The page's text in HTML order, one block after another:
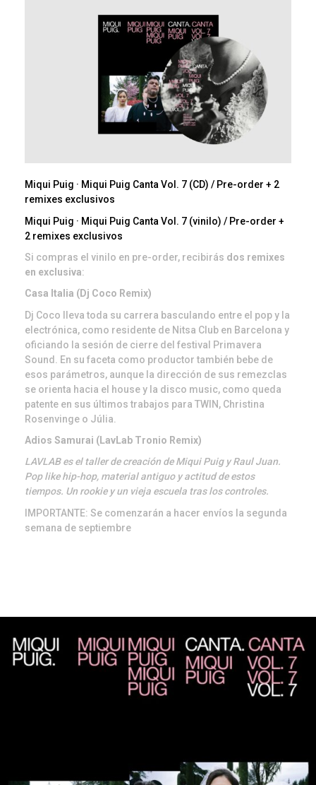
Miqui Puig · Miqui Puig Canta Vol. 7 (CD) / Pre-order + 2
remixes exclusivos
Miqui Puig · Miqui Puig Canta Vol. 7 (vinilo) / Pre-order +
2 remixes exclusivos
Si compras el vinilo en pre-order, recibirás dos remixes
en exclusiva:
Casa Italia (Dj Coco Remix)
Dj Coco lleva toda su carrera basculando entre el pop y la
electrónica, como residente de Nitsa Club en Barcelona y
oficiando la sesión de cierre del festival Primavera
Sound. En su faceta como productor también bebe de
esos parámetros, aunque la dirección de sus remezclas
se orienta hacia el house y la disco music, como queda
patente en sus últimos trabajos para TWIN, Christina
Rosenvinge o Júlia.
Adios Samurai (LavLab Tronio Remix)
LAVLAB es el taller de creación de Miqui Puig y Raul Juan.
Pop like hip-hop, material antiguo y actitud de estos
tiempos. Un rookie y un vieja escuela tras los controles.
IMPORTANTE: Se comenzarán a hacer envíos la segunda
semana de septiembre